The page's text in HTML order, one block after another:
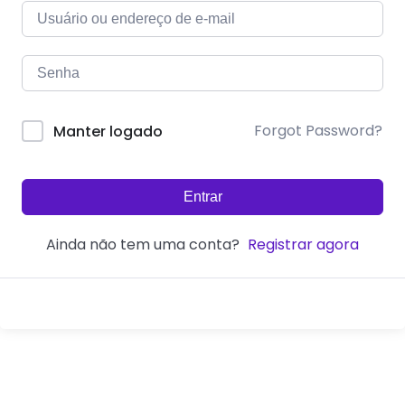
Manter logado Forgot Password?
Entrar
Ainda não tem uma conta? Registrar agora